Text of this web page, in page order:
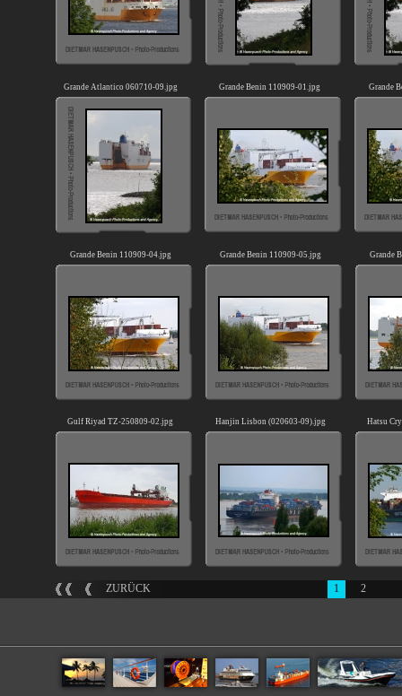
Grande Atlantico 060710-09.jpg Grande Benin 110909-01.jpg Grande
Grande Benin 110909-04.jpg Grande Benin 110909-05.jpg Grande
Gulf Riyad TZ-250809-02.jpg Hanjin Lisbon (020603-09).jpg Hatsu
ZURÜCK 1 2